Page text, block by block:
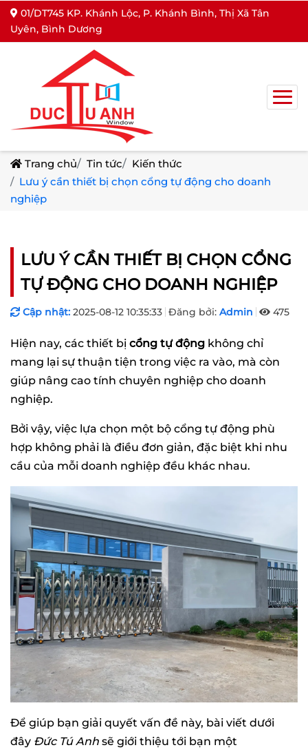
01/DT745 KP. Khánh Lộc, P. Khánh Bình, Thị Xã Tân
Uyên, Bình Dương
Trang chủ Tin tức
Kiến thức
Lưu ý cần thiết bị chọn cổng tự động cho doanh
nghiệp
LƯU Ý CẦN THIẾT BỊ CHỌN CỔNG
TỰ ĐỘNG CHO DOANH NGHIỆP
Cập nhật: 2025-08-12 10:35:33 Đăng bởi: Admin 475
Hiện nay, các thiết bị cổng tự động không chỉ
mang lại sự thuận tiện trong việc ra vào, mà còn
giúp nâng cao tính chuyên nghiệp cho doanh
nghiệp.
Bởi vậy, việc lựa chọn một bộ cổng tự động phù
hợp không phải là điều đơn giản, đặc biệt khi nhu
cầu của mỗi doanh nghiệp đều khác nhau.
Để giúp bạn giải quyết vấn đề này, bài viết dưới
đây Đức Tú Anh sẽ giới thiệu tới bạn một